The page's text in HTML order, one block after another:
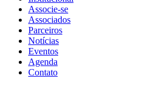
Associe-se
Associados
Parceiros
Notícias
Eventos
Agenda
Contato